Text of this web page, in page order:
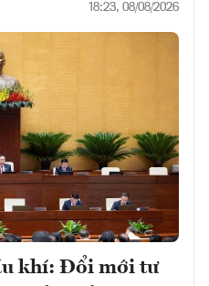
18:23, 08/08/2026
khí: Đổi mới tư